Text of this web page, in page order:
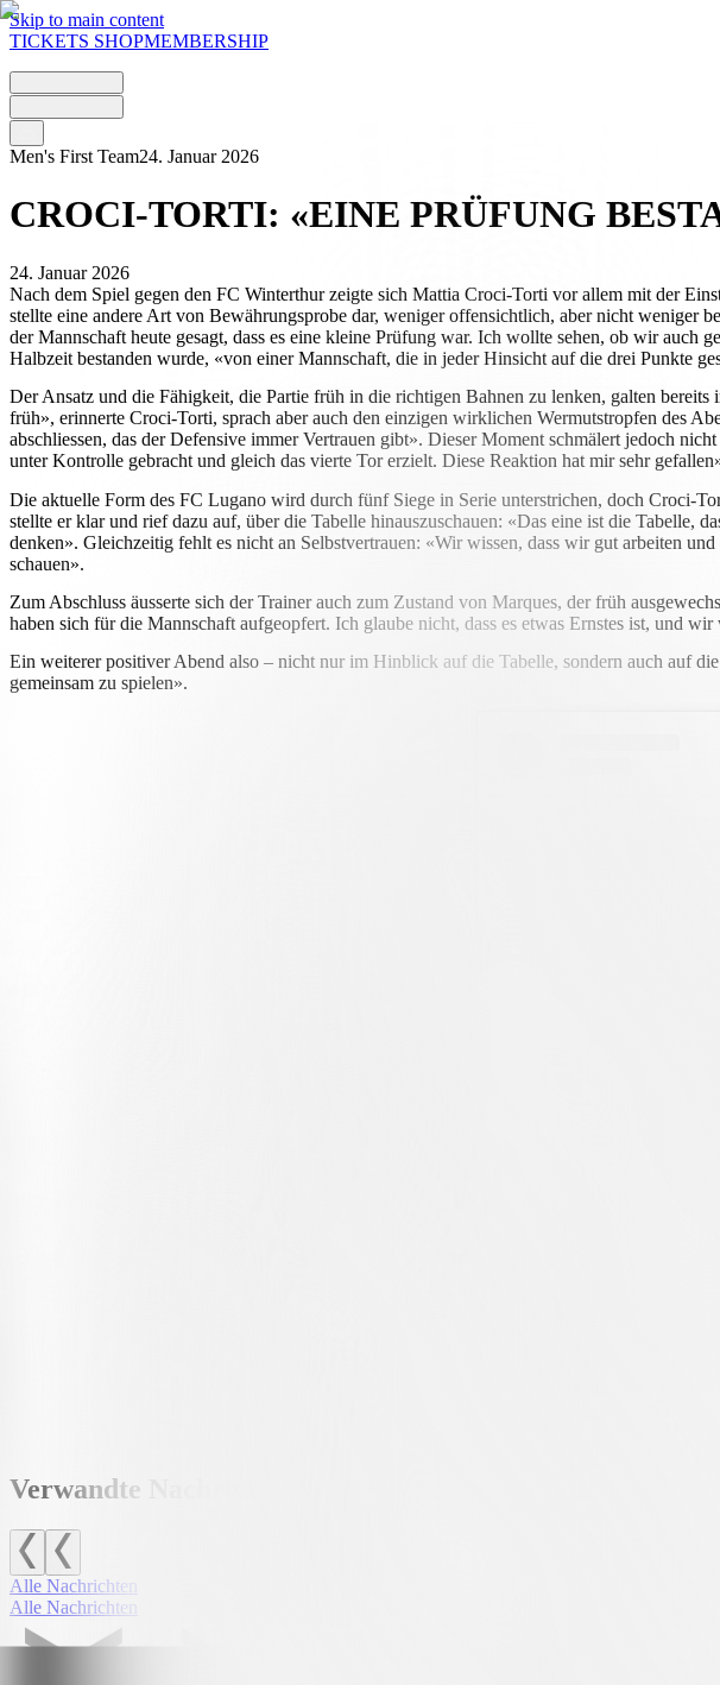
Skip to main content
TICKETS SHOPMEMBERSHIP
Men's First Team24. Januar 2026
CROCI-TORTI: «EINE PRÜFUNG
24. Januar 2026
Nach dem Spiel gegen den FC Winterthur zeigte sich Mattia Croci-Torti vor allem mit der
stellte eine andere Art von Bewährungsprobe dar, weniger offensichtlich, aber nicht weniger
der Mannschaft heute gesagt, dass es eine kleine Prüfung war. Ich wollte sehen, ob wir auch
Halbzeit bestanden wurde, «von einer Mannschaft, die in jeder Hinsicht auf die drei Punkte
Der Ansatz und die Fähigkeit, die Partie früh in die richtigen Bahnen zu lenken, galten
früh», erinnerte Croci-Torti, sprach aber auch den einzigen wirklichen Wermutstropfen des
abschliessen, das der Defensive immer Vertrauen gibt». Dieser Moment schmälert jedoch
unter Kontrolle gebracht und gleich das vierte Tor erzielt. Diese Reaktion hat mir sehr
Die aktuelle Form des FC Lugano wird durch fünf Siege in Serie unterstrichen, doch Croci-
stellte er klar und rief dazu auf, über die Tabelle hinauszuschauen: «Das eine ist die Tabelle,
denken». Gleichzeitig fehlt es nicht an Selbstvertrauen: «Wir wissen, dass wir gut arbeiten
schauen».
Zum Abschluss äusserte sich der Trainer auch zum Zustand von Marques, der früh
haben sich für die Mannschaft aufgeopfert. Ich glaube nicht, dass es etwas Ernstes ist, und
Ein weiterer positiver Abend also – nicht nur im Hinblick auf die Tabelle, sondern auch auf
gemeinsam zu spielen».
Verwandte Nachrichten
Alle Nachrichten
Alle Nachrichten